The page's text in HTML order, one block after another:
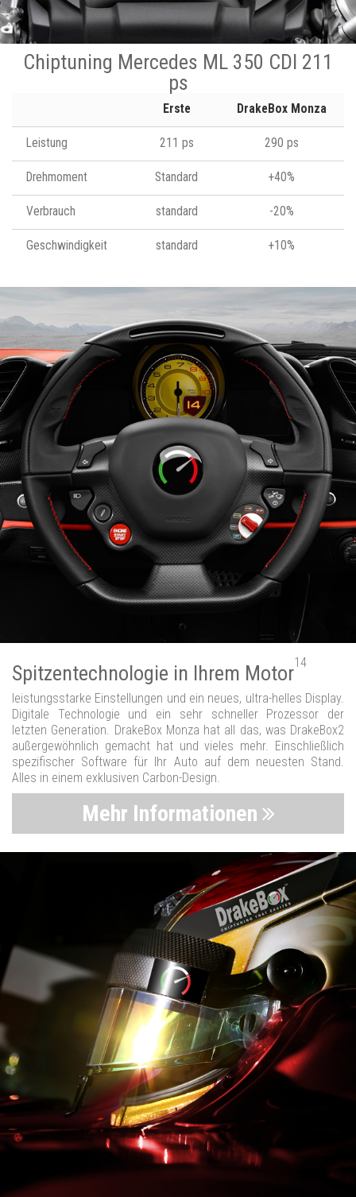
Chiptuning Mercedes ML 350 CDI 211
ps
Erste DrakeBox Monza
Leistung 211 ps 290 ps
Drehmoment Standard +40%
Verbrauch standard -20%
Geschwindigkeit standard +10%
Spitzentechnologie in Ihrem Motor14
leistungsstarke Einstellungen und ein neues, ultra-helles Display.
Digitale Technologie und ein sehr schneller Prozessor der
letzten Generation. DrakeBox Monza hat all das, was DrakeBox2
außergewöhnlich gemacht hat und vieles mehr. Einschließlich
spezifischer Software für Ihr Auto auf dem neuesten Stand.
Alles in einem exklusiven Carbon-Design.
Mehr Informationen